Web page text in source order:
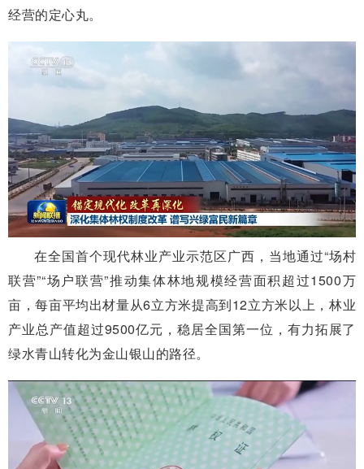
经营的定心丸。
在全国首个现代林业产业示范区广西，当地通过“场村
联营”“场户联营”推动集体林地规模经营面积超过1500万
亩，每亩平均出材量从6立方米提高到12立方米以上，林业
产业总产值超过9500亿元，稳居全国第一位，有力拓展了
绿水青山转化为金山银山的路径。